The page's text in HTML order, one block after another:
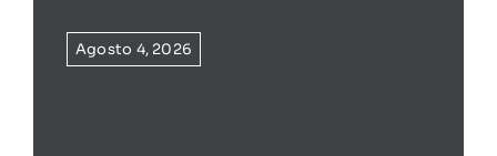
Agosto 4, 2026